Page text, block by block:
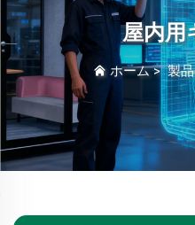
屋内用
ホーム>製品